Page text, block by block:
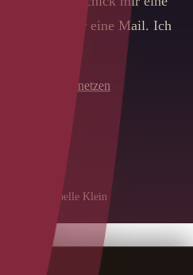
schreibe mir eine Mail. Ich
Austausch.
LinkedIn vernetzen
Isabelle Klein